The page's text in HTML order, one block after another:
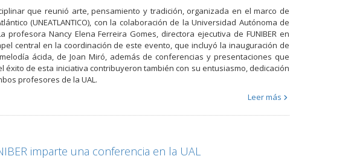
que reunió arte, pensamiento y tradición, organizada en el marco de
(UNEATLANTICO), con la colaboración de la Universidad Autónoma de
profesora Nancy Elena Ferreira Gomes, directora ejecutiva de FUNIBER en
central en la coordinación de este evento, que incluyó la inauguración de
ácida, de Joan Miró, además de conferencias y presentaciones que
de esta iniciativa contribuyeron también con su entusiasmo, dedicación
profesores de la UAL.
Leer más
imparte una conferencia en la UAL